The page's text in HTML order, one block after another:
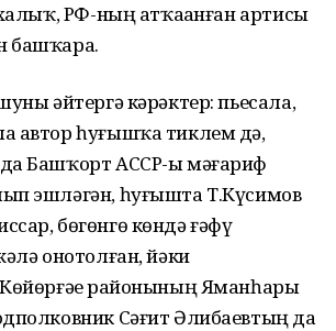
РФ-ның атҡаҙанған артисы
башҡара.
әйтергә кәрәктер: пьесала,
автор һуғышҡа тиклем дә,
Башҡорт АССР-ы мәғариф
эшләгән, һуғышта Т.Күсимов
бөгөнгө көндә ғәфү
онотолған, йәки
районының Яманһары
Сәғит Әлибаевтың да